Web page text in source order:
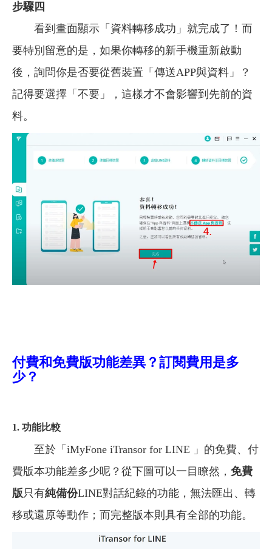
步驟四
看到畫面顯示「資料轉移成功」就完成了！而
要特別留意的是，如果你轉移的新手機重新啟動
後，詢問你是否要從舊裝置「傳送APP與資料」？
記得要選擇「不要」，這樣才不會影響到先前的資
料。
付費和免費版功能差異？訂閱費用是多
少？
1. 功能比較
至於「iMyFone iTransor for LINE 」的免費、付
費版本功能差多少呢？從下圖可以一目瞭然， 免費
版只有純備份LINE對話紀錄的功能，無法匯出、轉
移或還原等動作；而完整版本則具有全部的功能。